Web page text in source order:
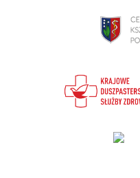
Projekt i wykonanie